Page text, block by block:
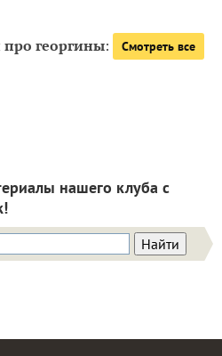
про георгины: Смотреть все
нашего клуба с